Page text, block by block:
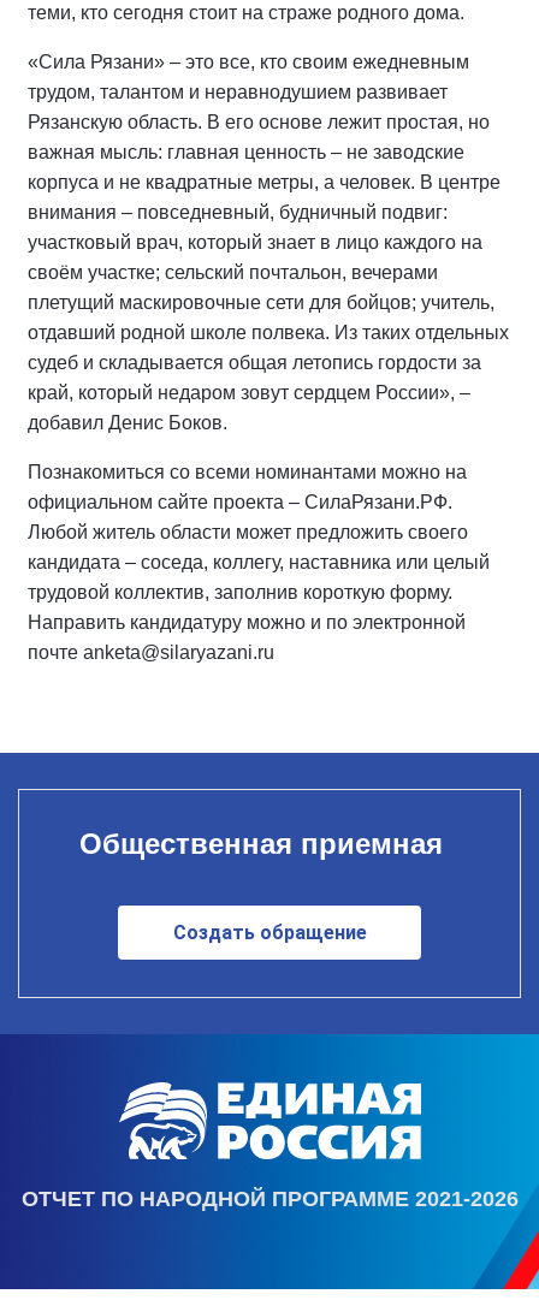
теми, кто сегодня стоит на страже родного дома.
«Сила Рязани» – это все, кто своим ежедневным
трудом, талантом и неравнодушием развивает
Рязанскую область. В его основе лежит простая, но
важная мысль: главная ценность – не заводские
корпуса и не квадратные метры, а человек. В центре
внимания – повседневный, будничный подвиг:
участковый врач, который знает в лицо каждого на
своём участке; сельский почтальон, вечерами
плетущий маскировочные сети для бойцов; учитель,
отдавший родной школе полвека. Из таких отдельных
судеб и складывается общая летопись гордости за
край, который недаром зовут сердцем России», –
добавил Денис Боков.
Познакомиться со всеми номинантами можно на
официальном сайте проекта – СилаРязани.РФ.
Любой житель области может предложить своего
кандидата – соседа, коллегу, наставника или целый
трудовой коллектив, заполнив короткую форму.
Направить кандидатуру можно и по электронной
почте anketa@silaryazani.ru
Общественная приемная
Создать обращение
ОТЧЕТ ПО НАРОДНОЙ ПРОГРАММЕ 2021-2026